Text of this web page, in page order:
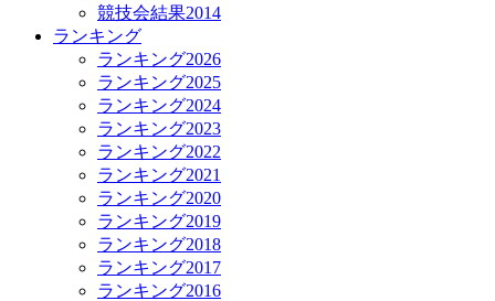
競技会結果2014
ランキング
ランキング2026
ランキング2025
ランキング2024
ランキング2023
ランキング2022
ランキング2021
ランキング2020
ランキング2019
ランキング2018
ランキング2017
ランキング2016